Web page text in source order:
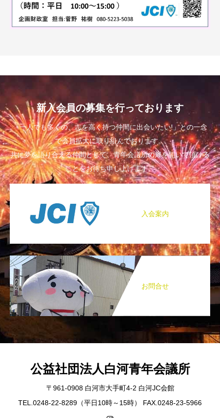
新入会員の募集を行っております
「一人でも多くの、志を高く持つ仲間に出会いたい!」との一念
で会員拡大に取り組んでおります。
共に夢を語り合える仲間として、青年会議所の扉を開いて頂ける
ことをお待ち申し上げます。
入会案内
お問合せ
公益社団法人白河青年会議所
〒961-0908 白河市大手町4-2 白河JC会館
TEL.0248-22-8289（平日10時～15時） FAX.0248-23-5966